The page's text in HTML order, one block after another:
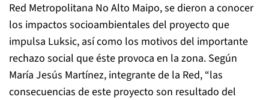
Red Metropolitana No Alto Maipo, se dieron a conocer
los impactos socioambientales del proyecto que
impulsa Luksic, así como los motivos del importante
rechazo social que éste provoca en la zona. Según
María Jesús Martínez, integrante de la Red, “las
consecuencias de este proyecto son resultado del